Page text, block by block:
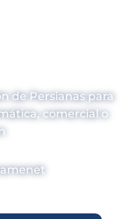
de Persianas para
comercial o